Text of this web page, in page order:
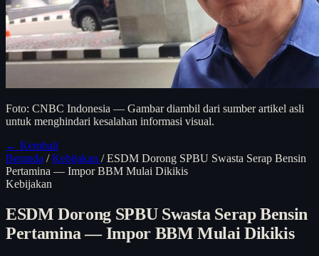
Foto: CNBC Indonesia — Gambar diambil dari sumber artikel asli
untuk menghindari kesalahan informasi visual.
← Kembali
Beranda / Kebijakan / ESDM Dorong SPBU Swasta Serap Bensin
Pertamina — Impor BBM Mulai Dikikis
Kebijakan
ESDM Dorong SPBU Swasta Serap Bensin
Pertamina — Impor BBM Mulai Dikikis